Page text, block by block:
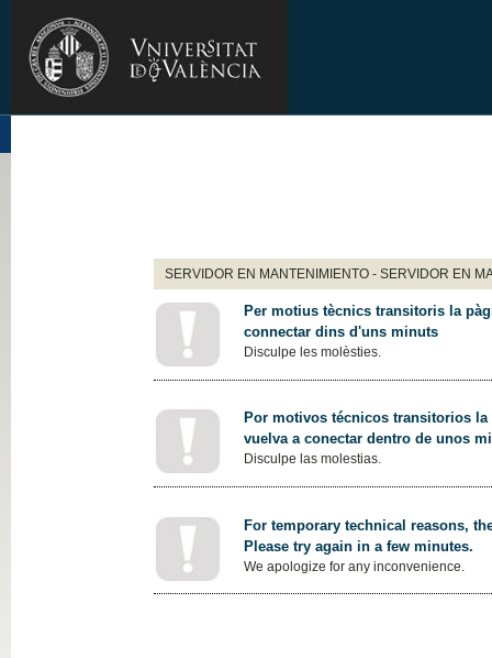
SERVIDOR EN MANTENIMIENTO - SERVIDOR EN
Per motius tècnics transitoris la
connectar dins d'uns minuts
Disculpe les molèsties.
Por motivos técnicos transitorios
vuelva a conectar dentro de unos
Disculpe las molestias.
For temporary technical reasons,
Please try again in a few minutes.
We apologize for any inconvenience.